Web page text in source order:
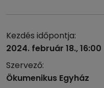
Kezdés időpontja:
2024. február 18., 16:00
Szervező:
Ökumenikus Egyház